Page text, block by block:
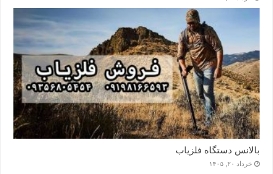
بالانس دستگاه فلزیاب
خرداد ۲۰, ۱۴۰۵